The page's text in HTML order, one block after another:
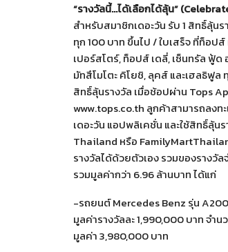
“รางวัลนี้…ได้เลือกได้ลุ้น”
สำหรับสมาชิกเดอะวัน รับ 1 สิทธิ์ลุ้น
ทุก 100 บาท ขึ้นไป / ใบเสร็จ ที่ท็อป
เปอร์สโตร์, ท็อปส์ เดลี่, เซ็นทรัล ฟู้
มัทสึโมโตะ คิโยชิ, ลุคส์ และเฮลธิฟูล
สิทธิ์ลุ้นรางวัล เมื่อช้อปผ่าน Tops
www.tops.co.th ลูกค้าสามารถลงท
เดอะวัน แอปพลิเคชั่น และใช้สิทธิ์ลุ้น
Thailand หรือ
รางวัลได้ด้วยตัวเอง รวมของรางวัล
รวมมูลค่ากว่า 6.96 ล้านบาท ได้แก่
-รถยนต์ Mercedes Benz รุ่น
มูลค่ารางวัลละ 1,990,000 บาท จำน
มูลค่า 3,980,000 บาท